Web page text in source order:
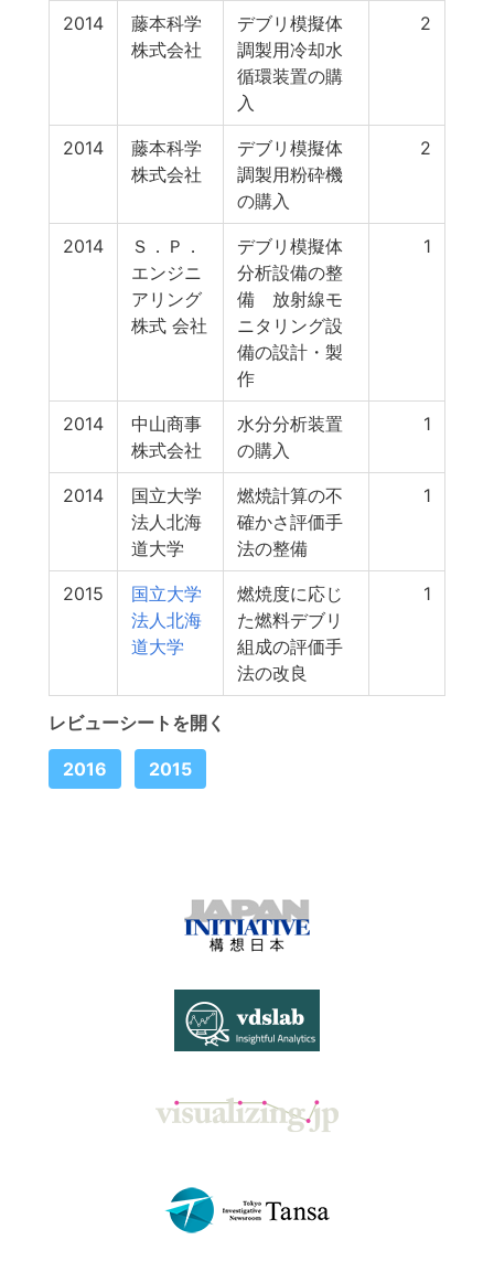
2014
藤本科学
株式会社
デブリ模擬体
調製用冷却水
循環装置の購
入
2
2014
藤本科学
株式会社
デブリ模擬体
調製用粉砕機
の購入
2
2014
Ｓ．Ｐ．
エンジニ
アリング
株式 会社
デブリ模擬体
分析設備の整
備 放射線モ
ニタリング設
備の設計・製
作
1
2014
中山商事
株式会社
水分分析装置
の購入
1
2014
国立大学
法人北海
道大学
燃焼計算の不
確かさ評価手
法の整備
1
2015
国立大学
法人北海
道大学
燃焼度に応じ
た燃料デブリ
組成の評価手
法の改良
1
レビューシートを開く
2016 2015